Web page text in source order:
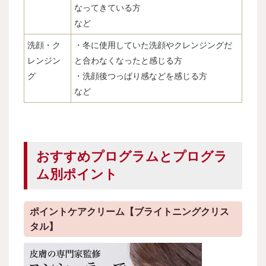
なってきている方
など
洗顔・ク
レンジン
グ
・冬に使用していた洗顔やクレンジングだ
と合わなくなったと感じる方
・洗顔後つっぱり感などを感じる方
など
おすすめプログラムとプログラ
ム別ポイント
ポイントケアクリーム【ブライトニングクリス
タル】